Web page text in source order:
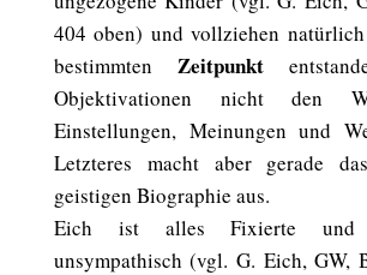
404 oben) und vollziehen
bestimmten Zeitpunkt
Objektivationen nicht den
Einstellungen, Meinungen und
Letzteres macht aber gerade
geistigen Biographie aus.
Eich ist alles Fixierte und
unsympathisch (vgl. G. Eich, GW,